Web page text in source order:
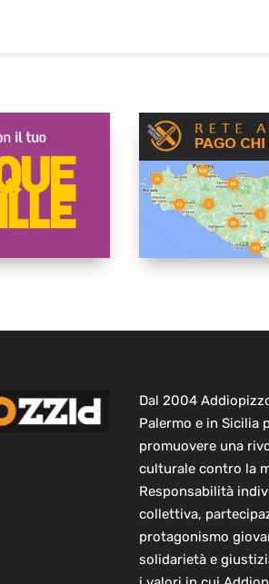
Dal 2004
Palermo e in Sicilia
promuovere una
culturale contro la
Responsabilità
collettiva,
protagonismo
solidarietà e